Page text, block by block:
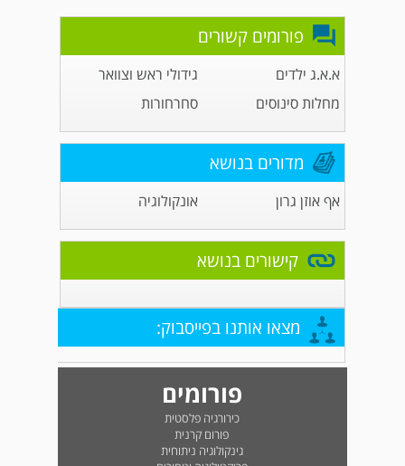
פורומים קשורים
א.א.ג ילדים
גידולי ראש וצוואר
מחלות סינוסים
סחרחורות
מדורים בנושא
אף אוזן גרון אונקולוגיה
קישורים בנושא
מצאו אותנו בפייסבוק:
פורומים
כירורגיה פלסטית
פורום קרנית
גינקולוגיה ניתוחית